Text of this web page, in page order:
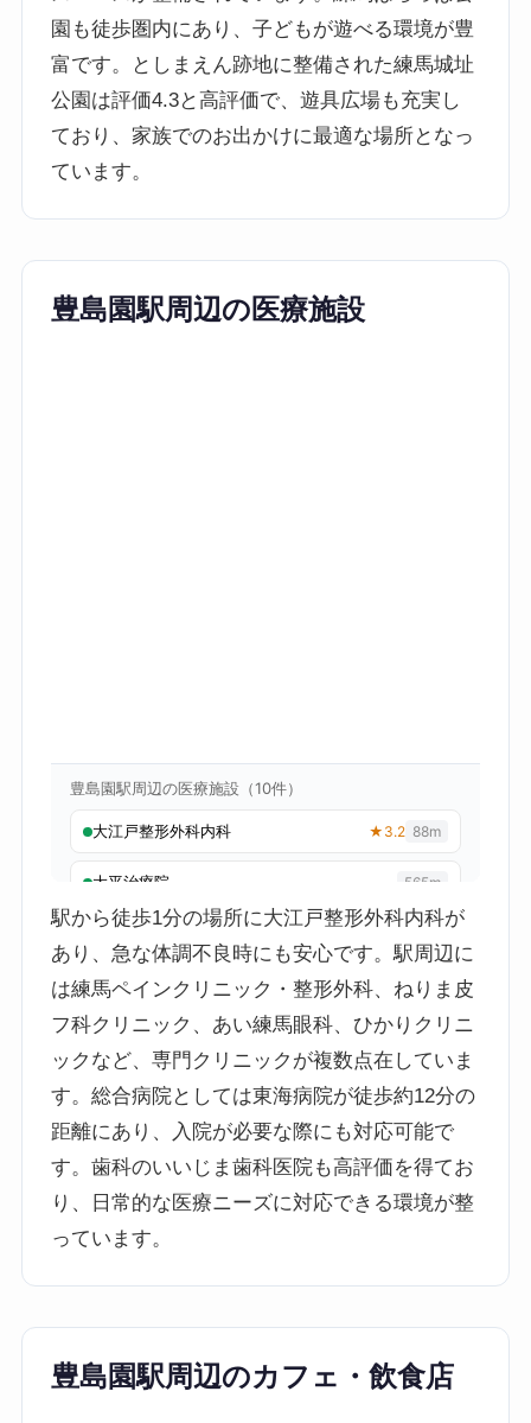
園も徒歩圏内にあり、子どもが遊べる環境が豊
富です。としまえん跡地に整備された練馬城址
公園は評価4.3と高評価で、遊具広場も充実し
ており、家族でのお出かけに最適な場所となっ
ています。
豊島園駅周辺の医療施設
駅から徒歩1分の場所に大江戸整形外科内科が
あり、急な体調不良時にも安心です。駅周辺に
は練馬ペインクリニック・整形外科、ねりま皮
フ科クリニック、あい練馬眼科、ひかりクリニ
ックなど、専門クリニックが複数点在していま
す。総合病院としては東海病院が徒歩約12分の
距離にあり、入院が必要な際にも対応可能で
す。歯科のいいじま歯科医院も高評価を得てお
り、日常的な医療ニーズに対応できる環境が整
っています。
豊島園駅周辺のカフェ・飲食店